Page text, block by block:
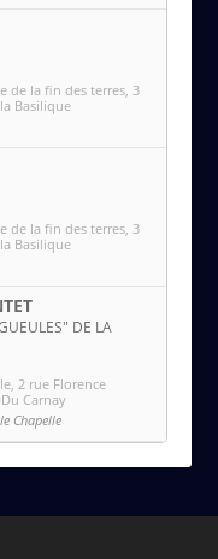
de la fin des terres , 3
Basilique
de la fin des terres , 3
Basilique
DE LA
, 2 rue Florence
Carnay
Chapelle